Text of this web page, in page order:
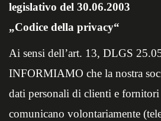
legislativo del 30.06.2003
„Codice della privacy“
Ai sensi dell’art. 13, DLGS
INFORMIAMO che la nostra
dati personali di clienti e fornitori
comunicano volontariamente